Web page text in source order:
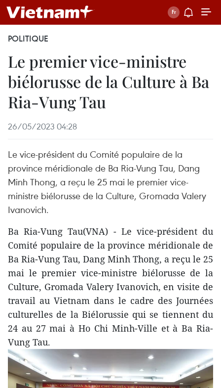
POLITIQUE
Le premier vice-ministre
biélorusse de la Culture à Ba
Ria-Vung Tau
26/05/2023 04:28
Le vice-président du Comité populaire de la
province méridionale de Ba Ria-Vung Tau, Dang
Minh Thong, a reçu le 25 mai le premier vice-
ministre biélorusse de la Culture, Gromada Valery
Ivanovich.
Ba Ria-Vung Tau(VNA) - Le vice-président du
Comité populaire de la province méridionale de
Ba Ria-Vung Tau, Dang Minh Thong, a reçu le 25
mai le premier vice-ministre biélorusse de la
Culture, Gromada Valery Ivanovich, en visite de
travail au Vietnam dans le cadre des Journées
culturelles de la Biélorussie qui se tiennent du
24 au 27 mai à Ho Chi Minh-Ville et à Ba Ria-
Vung Tau.